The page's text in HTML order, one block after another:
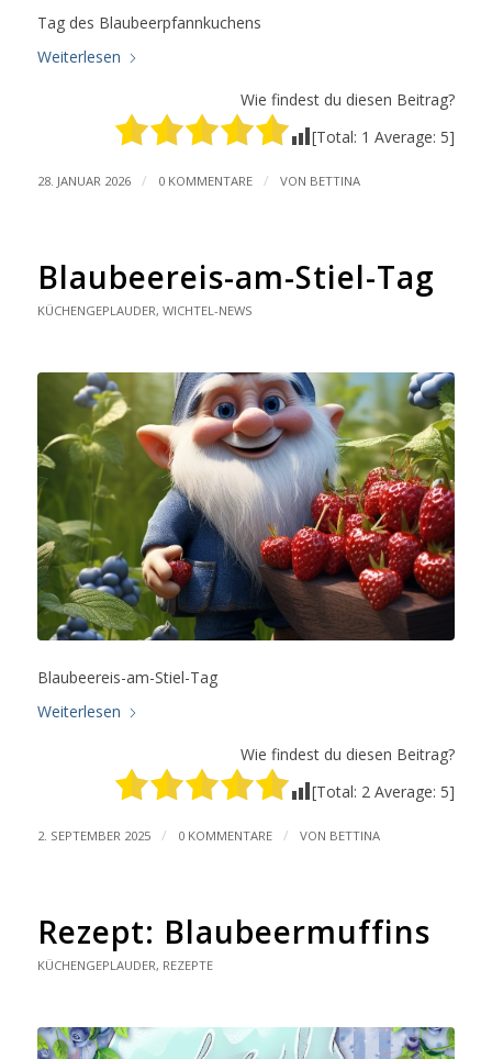
Tag des Blaubeerpfannkuchens
Weiterlesen
Wie findest du diesen Beitrag?
[Total: 1 Average: 5]
28. JANUAR 2026 / 0 KOMMENTARE / VON BETTINA
Blaubeereis-am-Stiel-Tag
KÜCHENGEPLAUDER, WICHTEL-NEWS
Blaubeereis-am-Stiel-Tag
Weiterlesen
Wie findest du diesen Beitrag?
[Total: 2 Average: 5]
2. SEPTEMBER 2025 / 0 KOMMENTARE / VON BETTINA
Rezept: Blaubeermuffins
KÜCHENGEPLAUDER, REZEPTE